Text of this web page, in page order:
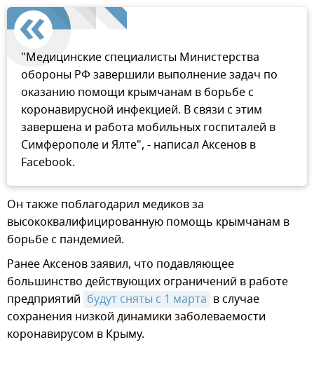
"Медицинские специалисты Министерства
обороны РФ завершили выполнение задач по
оказанию помощи крымчанам в борьбе с
коронавирусной инфекцией. В связи с этим
завершена и работа мобильных госпиталей в
Симферополе и Ялте", - написал Аксенов в
Facebook.
Он также поблагодарил медиков за
высококвалифицированную помощь крымчанам в
борьбе с пандемией.
Ранее Аксенов заявил, что подавляющее
большинство действующих ограничений в работе
предприятий будут сняты с 1 марта в случае
сохранения низкой динамики заболеваемости
коронавирусом в Крыму.